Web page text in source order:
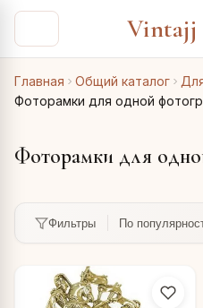
Vintajj
Главная Общий каталог
Фоторамки для одной
Фоторамки для
Фильтры